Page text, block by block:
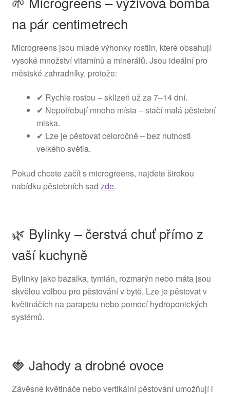
na pár centimetrech
Microgreens jsou mladé výhonky rostlin, které obsahují
vysoké množství vitamínů a minerálů. Jsou ideální pro
městské zahradníky, protože:
✔ Rychle rostou – sklizeň už za 7–14 dní.
✔ Nepotřebují mnoho místa – stačí malá pěstební
miska.
✔ Lze je pěstovat celoročně – bez nutnosti
velkého světla.
Pokud chcete začít s microgreens, najdete širokou
nabídku pěstebních sad zde.
🌿 Bylinky – čerstvá chuť přímo z
vaší kuchyně
Bylinky jako bazalka, tymián, rozmarýn nebo máta jsou
skvělou volbou pro pěstování v bytě. Lze je pěstovat v
květináčích na parapetu nebo pomocí hydroponických
systémů.
🍓 Jahody a drobné ovoce
Závěsné květináče nebo vertikální pěstování umožňují i